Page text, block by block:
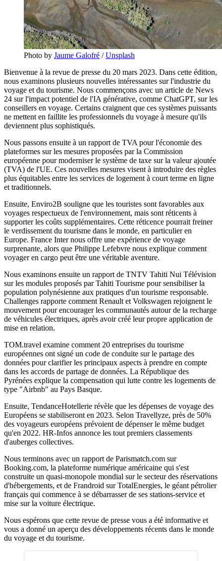
Photo by Jaume Galofré /Unsplash
Bienvenue à la revue de presse du 20 mars 2023. Dans cette édition,
nous examinons plusieurs nouvelles intéressantes sur l'industrie du
voyage et du tourisme. Nous commençons avec un article de News
24 sur l'impact potentiel de l'IA générative, comme ChatGPT, sur les
conseillers en voyage. Certains craignent que ces systèmes puissants
ne mettent en faillite les professionnels du voyage à mesure qu'ils
deviennent plus sophistiqués.
Nous passons ensuite à un rapport de TVA pour l'économie des
plateformes sur les mesures proposées par la Commission
européenne pour moderniser le système de taxe sur la valeur ajoutée
(TVA) de l'UE. Ces nouvelles mesures visent à introduire des règles
plus équitables entre les services de logement à court terme en ligne
et traditionnels.
Ensuite, Enviro2B souligne que les touristes sont favorables aux
voyages respectueux de l'environnement, mais sont réticents à
supporter les coûts supplémentaires. Cette réticence pourrait freiner
le verdissement du tourisme dans le monde, en particulier en
Europe. France Inter nous offre une expérience de voyage
surprenante, alors que Philippe Lefebvre nous explique comment
voyager en cargo peut être une véritable aventure.
Nous examinons ensuite un rapport de TNTV Tahiti Nui Télévision
sur les modules proposés par Tahiti Tourisme pour sensibiliser la
population polynésienne aux pratiques d'un tourisme responsable.
Challenges rapporte comment Renault et Volkswagen rejoignent le
mouvement pour encourager les communautés autour de la recharge
de véhicules électriques, après avoir créé leur propre application de
mise en relation.
TOM.travel examine comment 20 entreprises du tourisme
européennes ont signé un code de conduite sur le partage des
données pour clarifier les principaux aspects à prendre en compte
dans les accords de partage de données. La République des
Pyrénées explique la compensation qui lutte contre les logements de
type "Airbnb" au Pays Basque.
Ensuite, TendanceHotellerie révèle que les dépenses de voyage des
Européens se stabiliseront en 2023. Selon Travellyze, près de 50%
des voyageurs européens prévoient de dépenser le même budget
qu'en 2022. HR-Infos annonce les tout premiers classements
d'auberges collectives.
Nous terminons avec un rapport de Parismatch.com sur
Booking.com, la plateforme numérique américaine qui s'est
construite un quasi-monopole mondial sur le secteur des réservations
d'hébergements, et de Frandroid sur TotalEnergies, le géant pétrolier
français qui commence à se débarrasser de ses stations-service et
mise sur la voiture électrique.
Nous espérons que cette revue de presse vous a été informative et
vous a donné un aperçu des développements récents dans le monde
du voyage et du tourisme.